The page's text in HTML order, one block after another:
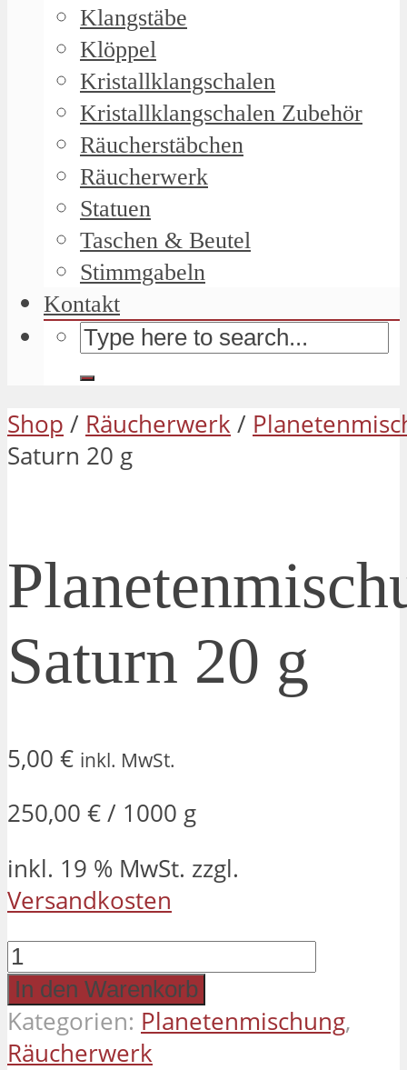
Klangstäbe
Klöppel
Kristallklangschalen
Kristallklangschalen Zubehör
Räucherstäbchen
Räucherwerk
Statuen
Taschen & Beutel
Stimmgabeln
Kontakt
Shop / Räucherwerk /
Saturn 20 g
Saturn 20 g
5,00 € inkl. MwSt.
250,00 € / 1000 g
inkl. 19 % MwSt. zzgl.
Versandkosten
Planetenmischung
Saturn
20
g
In den Warenkorb
Kategorien: Planetenmischung,
Räucherwerk